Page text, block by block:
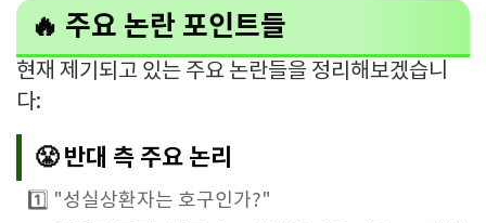
🔥 주요 논란 포인트들
현재 제기되고 있는 주요 논란들을 정리해보겠습니
다:
😤 반대 측 주요 논리
1️⃣ "성실상환자는 호구인가?"